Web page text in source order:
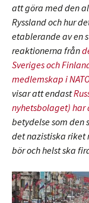
att göra med den
Ryssland och hur
etablerande av en
reaktionerna från
Sveriges och
medlemskap i
visar att endast
nyhetsbolaget)
betydelse som
det nazistiska riket
bör och helst ska